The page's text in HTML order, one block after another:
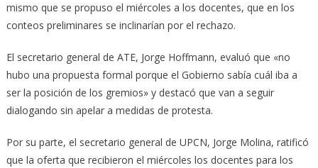
mismo que se propuso el miércoles a los docentes, que en los
conteos preliminares se inclinarían por el rechazo.
El secretario general de ATE, Jorge Hoffmann, evaluó que «no
hubo una propuesta formal porque el Gobierno sabía cuál iba a
ser la posición de los gremios» y destacó que van a seguir
dialogando sin apelar a medidas de protesta.
Por su parte, el secretario general de UPCN, Jorge Molina, ratificó
que la oferta que recibieron el miércoles los docentes para los